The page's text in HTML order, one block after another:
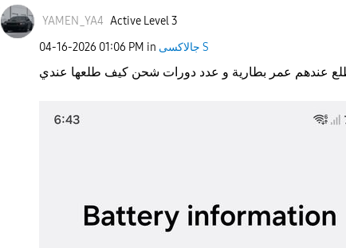
YAMEN_YA4 Active Level 3
‎04-16-2026 01:06 PM in جالاكسى S